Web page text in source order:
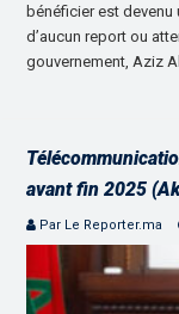
bénéficier est devenu
d’aucun report ou
gouvernement, Aziz
avant fin 2025
Par Le Reporter.ma